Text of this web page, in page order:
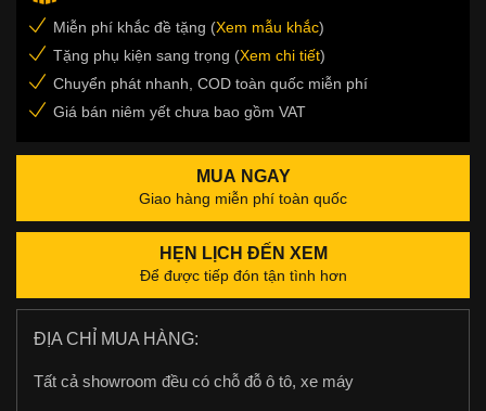
Miễn phí khắc đề tặng (Xem mẫu khắc)
Tặng phụ kiện sang trọng (Xem chi tiết)
Chuyển phát nhanh, COD toàn quốc miễn phí
Giá bán niêm yết chưa bao gồm VAT
MUA NGAY
Giao hàng miễn phí toàn quốc
HẸN LỊCH ĐẾN XEM
Để được tiếp đón tận tình hơn
ĐỊA CHỈ MUA HÀNG:
Tất cả showroom đều có chỗ đỗ ô tô, xe máy